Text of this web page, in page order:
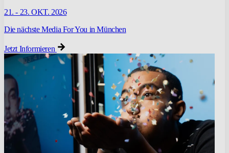
21. - 23. OKT. 2026
Die nächste Media For You in München
Jetzt Informieren